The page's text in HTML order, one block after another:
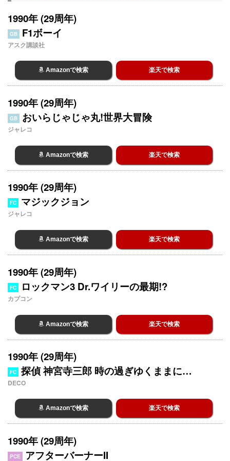
1990年 (29周年)
GB F1ボーイ
アスク講談社
Amazonで検索 楽天で検索
1990年 (29周年)
GB おいらじゃじゃ丸!世界大冒険
ジャレコ
Amazonで検索 楽天で検索
1990年 (29周年)
FC マジックジョン
ジャレコ
Amazonで検索 楽天で検索
1990年 (29周年)
FC ロックマン3 Dr.ワイリーの最期!?
カプコン
Amazonで検索 楽天で検索
1990年 (29周年)
FC 探偵 神宮寺三郎 時の過ぎゆくままに…
DECO
Amazonで検索 楽天で検索
1990年 (29周年)
PCE アフターバーナーII